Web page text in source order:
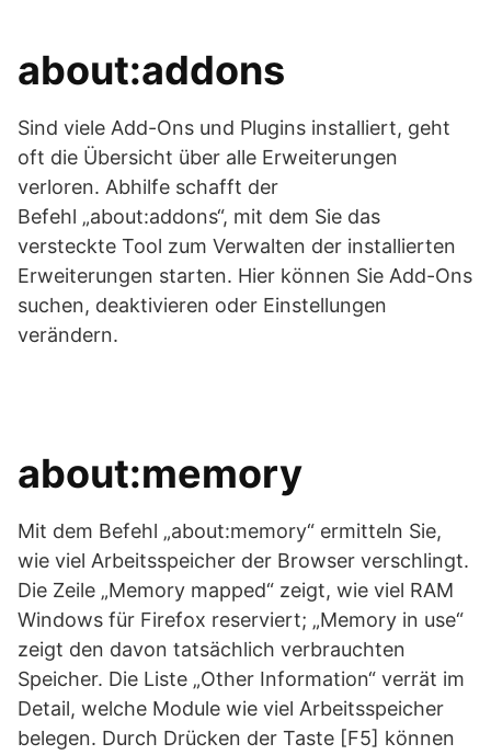
about:addons
Sind viele Add-Ons und Plugins installiert, geht
oft die Übersicht über alle Erweiterungen
verloren. Abhilfe schafft der
Befehl „about:addons“, mit dem Sie das
versteckte Tool zum Verwalten der installierten
Erweiterungen starten. Hier können Sie Add-Ons
suchen, deaktivieren oder Einstellungen
verändern.
about:memory
Mit dem Befehl „about:memory“ ermitteln Sie,
wie viel Arbeitsspeicher der Browser verschlingt.
Die Zeile „Memory mapped“ zeigt, wie viel RAM
Windows für Firefox reserviert; „Memory in use“
zeigt den davon tatsächlich verbrauchten
Speicher. Die Liste „Other Information“ verrät im
Detail, welche Module wie viel Arbeitsspeicher
belegen. Durch Drücken der Taste [F5] können